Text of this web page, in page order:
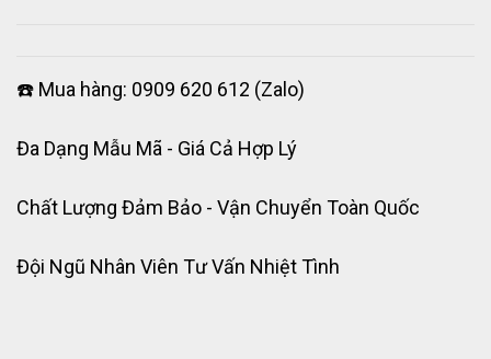
☎️ Mua hàng: 0909 620 612 (Zalo)
Đa Dạng Mẫu Mã - Giá Cả Hợp Lý
Chất Lượng Đảm Bảo - Vận Chuyển Toàn Quốc
Đội Ngũ Nhân Viên Tư Vấn Nhiệt Tình